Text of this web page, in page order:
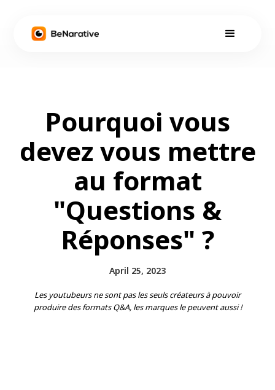
Pourquoi vous
devez vous mettre
au format
"Questions &
Réponses" ?
April 25, 2023
Les youtubeurs ne sont pas les seuls créateurs à pouvoir
produire des formats Q&A, les marques le peuvent aussi !